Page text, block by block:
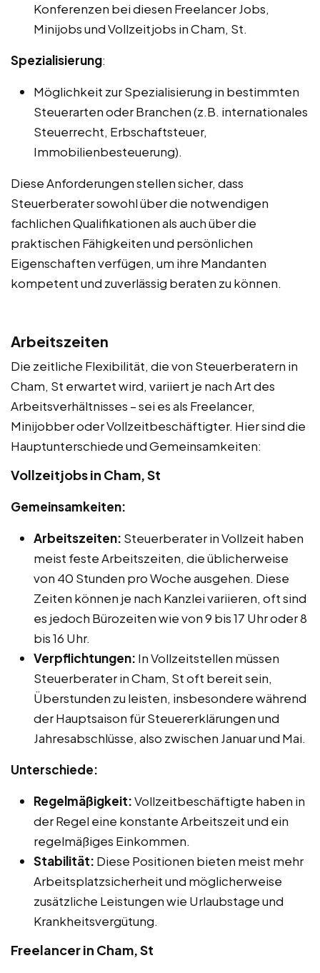
Konferenzen bei diesen Freelancer Jobs,
Minijobs und Vollzeitjobs in Cham, St.
Spezialisierung:
Möglichkeit zur Spezialisierung in bestimmten
Steuerarten oder Branchen (z.B. internationales
Steuerrecht, Erbschaftsteuer,
Immobilienbesteuerung).
Diese Anforderungen stellen sicher, dass
Steuerberater sowohl über die notwendigen
fachlichen Qualifikationen als auch über die
praktischen Fähigkeiten und persönlichen
Eigenschaften verfügen, um ihre Mandanten
kompetent und zuverlässig beraten zu können.
Arbeitszeiten
Die zeitliche Flexibilität, die von Steuerberatern in
Cham, St erwartet wird, variiert je nach Art des
Arbeitsverhältnisses – sei es als Freelancer,
Minijobber oder Vollzeitbeschäftigter. Hier sind die
Hauptunterschiede und Gemeinsamkeiten:
Vollzeitjobs in Cham, St
Gemeinsamkeiten:
Arbeitszeiten: Steuerberater in Vollzeit haben
meist feste Arbeitszeiten, die üblicherweise
von 40 Stunden pro Woche ausgehen. Diese
Zeiten können je nach Kanzlei variieren, oft sind
es jedoch Bürozeiten wie von 9 bis 17 Uhr oder 8
bis 16 Uhr.
Verpflichtungen: In Vollzeitstellen müssen
Steuerberater in Cham, St oft bereit sein,
Überstunden zu leisten, insbesondere während
der Hauptsaison für Steuererklärungen und
Jahresabschlüsse, also zwischen Januar und Mai.
Unterschiede:
Regelmäßigkeit:Vollzeitbeschäftigte haben in
der Regel eine konstante Arbeitszeit und ein
regelmäßiges Einkommen.
Stabilität: Diese Positionen bieten meist mehr
Arbeitsplatzsicherheit und möglicherweise
zusätzliche Leistungen wie Urlaubstage und
Krankheitsvergütung.
Freelancer in Cham, St